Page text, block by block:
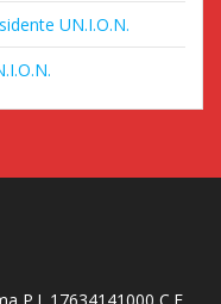
UN.I.O.N.